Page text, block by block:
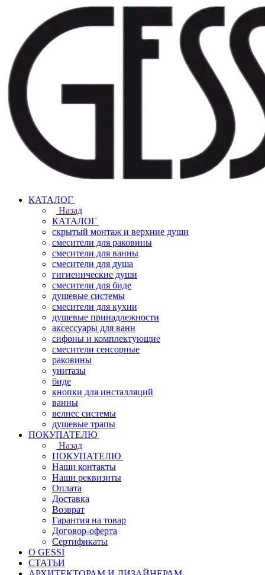
КАТАЛОГ
Назад
КАТАЛОГ
скрытый монтаж и верхние души
смесители для раковины
смесители для ванны
смесители для душа
гигиенические души
смесители для биде
душевые системы
смесители для кухни
душевые принадлежности
аксессуары для ванн
сифоны и комплектующие
смесители сенсорные
раковины
унитазы
биде
кнопки для инсталляций
ванны
велнес системы
душевые трапы
ПОКУПАТЕЛЮ
Назад
ПОКУПАТЕЛЮ
Наши контакты
Наши реквизиты
Оплата
Доставка
Возврат
Гарантия на товар
Договор-оферта
Сертификаты
О GESSI
СТАТЬИ